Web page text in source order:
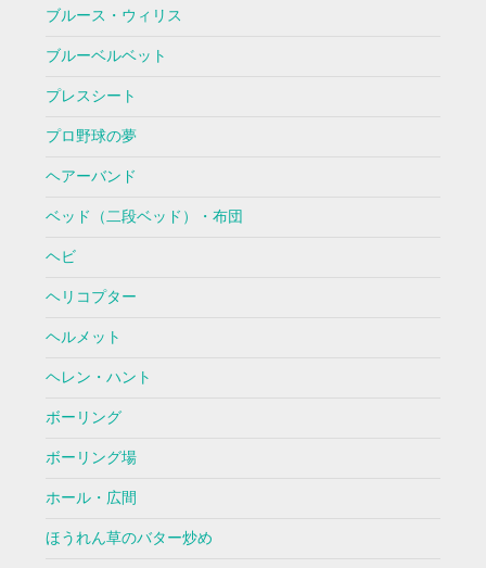
ブルース・ウィリス
ブルーベルベット
プレスシート
プロ野球の夢
ヘアーバンド
ベッド（二段ベッド）・布団
ヘビ
ヘリコプター
ヘルメット
ヘレン・ハント
ボーリング
ボーリング場
ホール・広間
ほうれん草のバター炒め